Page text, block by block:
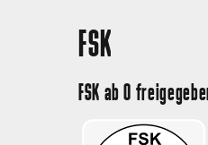
FSK
FSK ab 0